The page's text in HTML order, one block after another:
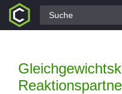
Alle Fragen